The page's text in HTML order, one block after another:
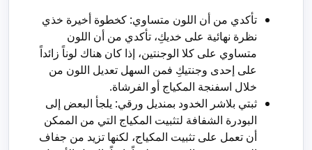
تأكدي من أن اللون متساوي: كخطوة أخيرة خذي
نظرة نهائية على خديكِ، تأكدي من أن اللون
متساوي على كلا الوجنتين، إذا كان هناك لوناً زائداً
على إحدى وجنتيكِ فمن السهل تعديل اللون من
خلال اسفنجة المكياج أو الفرشاة.
ثبتي بلاشر الخدود بمنديل ورقي: يلجأ البعض إلى
البودرة الشفافة لتثبيت المكياج التي من الممكن
أن تعمل على تثبيت المكياج، لكنها تزيد من جفاف